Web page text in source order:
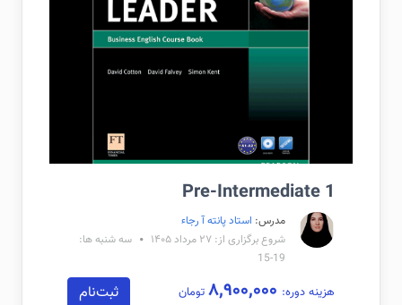
Pre-Intermediate 1
مدرس: استاد پانته آ رجاء
شروع برگزاری از: ۲۷ مرداد ۱۴۰۵
سه شنبه ها:
19-15
هزینه دوره: تومان ثبت‌نام